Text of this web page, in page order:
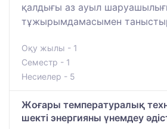
қалдығы аз ауыл
тұжырымдамасымен
Оқу жылы - 1
Семестр - 1
Несиелер - 5
Жоғары температуралық
шекті энергияны үнемдеу